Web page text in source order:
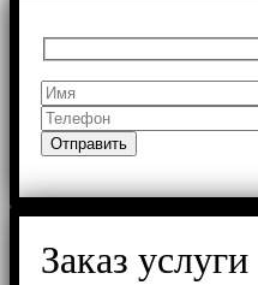
Заказ услуги